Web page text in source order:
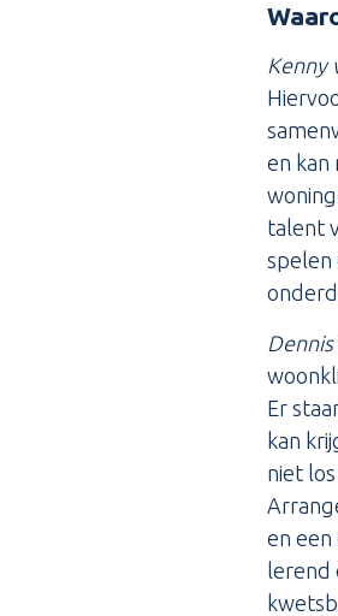
Kenny
en kan
talent
spelen
Er
kan
niet
en een
lerend